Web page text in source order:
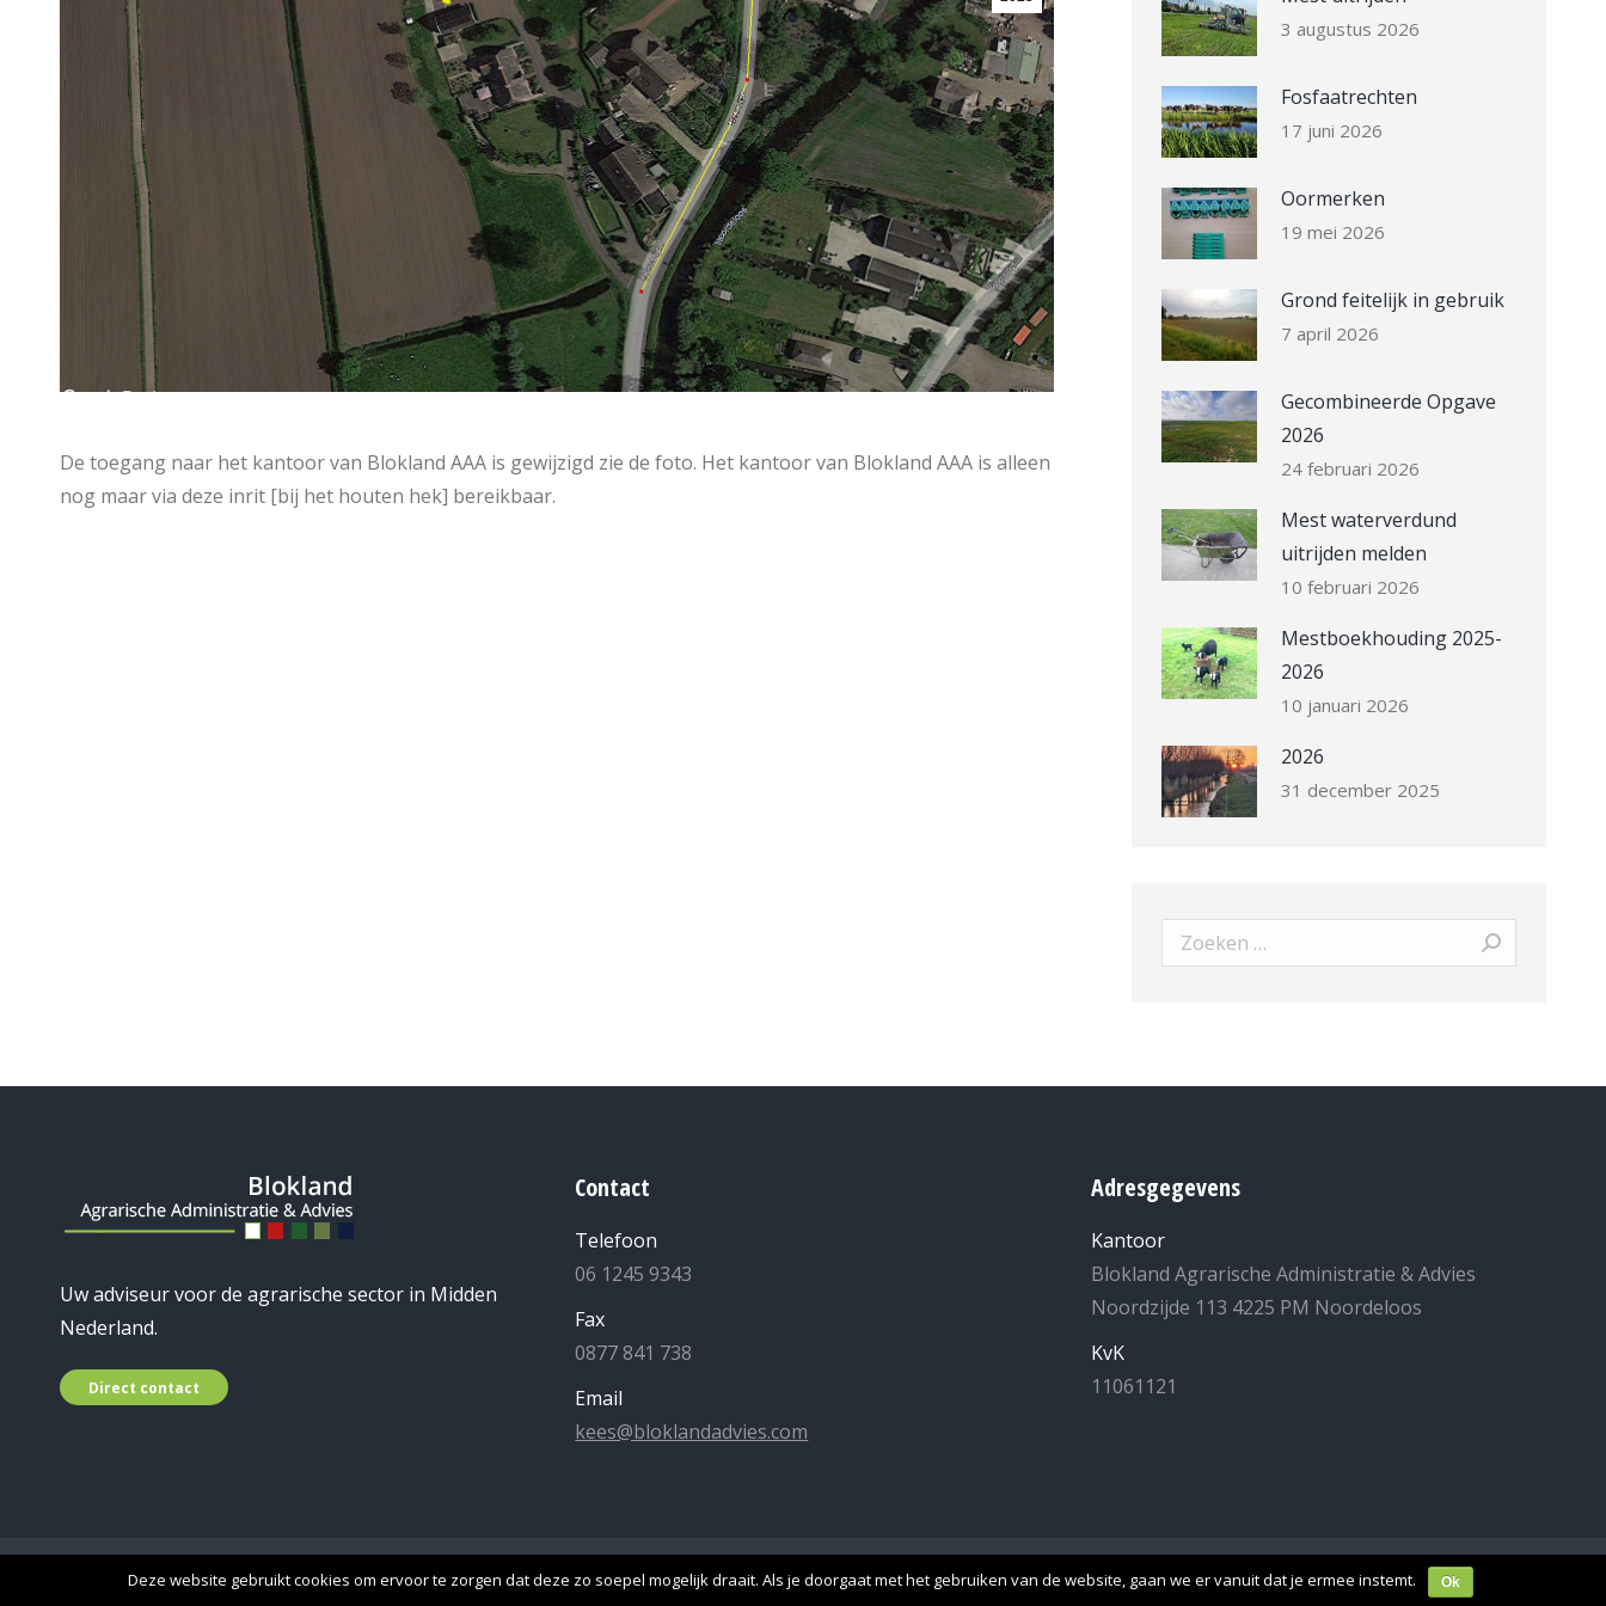
De toegang naar het kantoor van Blokland AAA is gewijzigd zie de foto. Het kantoor van Blokland AAA is alleen
nog maar via deze inrit [bij het houten hek] bereikbaar.
3 augustus 2026
Fosfaatrechten
17 juni 2026
Oormerken
19 mei 2026
Grond feitelijk in gebruik
7 april 2026
Gecombineerde Opgave
2026
24 februari 2026
Mest waterverdund
uitrijden melden
10 februari 2026
Mestboekhouding 2025-
2026
10 januari 2026
2026
31 december 2025
Search:
Uw adviseur voor de agrarische sector in Midden
Nederland.
Direct contact
Contact
Telefoon
06 1245 9343
Fax
0877 841 738
Email
kees@bloklandadvies.com
Adresgegevens
Kantoor
Blokland Agrarische Administratie & Advies
Noordzijde 113 4225 PM Noordeloos
KvK
11061121
© 2019 Blokland Advies - Alle rechten voorbehouden - Algemene Voorwaarden Privacyverklaring MuisHuis
Deze website gebruikt cookies om ervoor te zorgen dat deze zo soepel mogelijk draait. Als je doorgaat met het gebruiken van de website, gaan we er vanuit dat je ermee instemt. Ok